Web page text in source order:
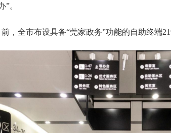
。
全市布设具备“莞家政务”功能的自助终端